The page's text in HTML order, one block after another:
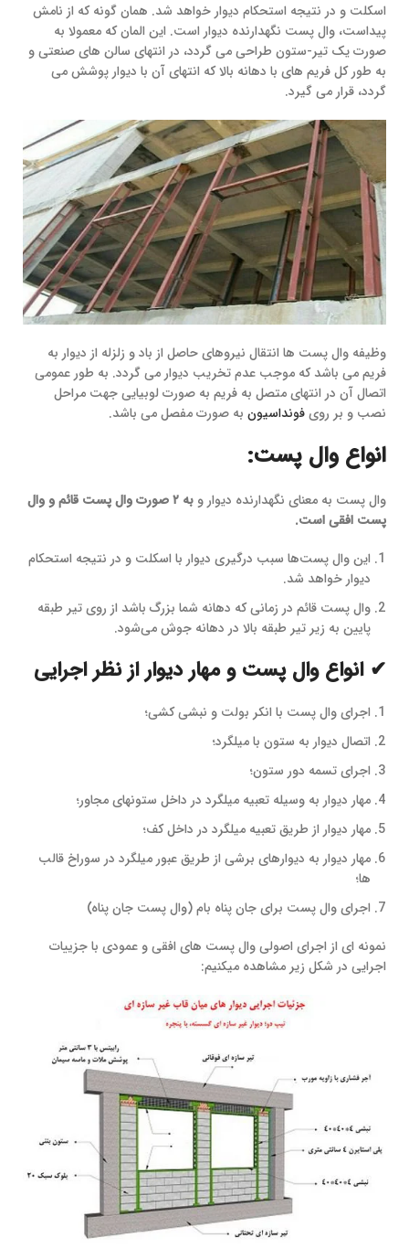
اسکلت و در نتیجه استحکام دیوار خواهد شد. همان گونه که از نامش
پیداست، وال پست نگهدارنده دیوار است. این المان که معمولا به
صورت یک تیر-ستون طراحی می گردد، در انتهای سالن های صنعتی و
به طور کل فریم های با دهانه بالا که انتهای آن با دیوار پوشش می
گردد، قرار می گیرد.
وظیفه وال پست ها انتقال نیروهای حاصل از باد و زلزله از دیوار به
فریم می باشد که موجب عدم تخریب دیوار می گردد. به طور عمومی
اتصال آن در انتهای متصل به فریم به صورت لوبیایی جهت مراحل
نصب و بر رویفونداسیون به صورت مفصل می باشد.
انواع وال پست:
وال پست به معنای نگهدارنده دیوار و
به ۲ صورت وال پست قائم و وال
پست افقی است.
این وال پست‌ها سبب درگیری دیوار با اسکلت و در نتیجه استحکام
دیوار خواهد شد‌.
وال پست قائم در زمانی که دهانه شما بزرگ باشد از روی تیر طبقه
پایین به زیر تیر طبقه بالا در دهانه جوش می‌شود‌.
✔ انواع وال پست و مهار دیوار از نظر اجرایی
اجرای وال پست با انکر بولت و نبشی کشی؛
اتصال دیوار به ستون با میلگرد؛
اجرای تسمه دور ستون؛
مهار دیوار به وسیله تعبیه میلگرد در داخل ستونهای مجاور؛
مهار دیوار از طریق تعبیه میلگرد در داخل کف؛
مهار دیوار به دیوارهای برشی از طریق عبور میلگرد در سوراخ قالب
ها؛
اجرای وال پست برای جان پناه بام (وال پست جان پناه)
نمونه ای از اجرای اصولی وال ‌پست‌ های افقی و عمودی با جزییات
اجرایی در شکل زیر مشاهده میکنیم: